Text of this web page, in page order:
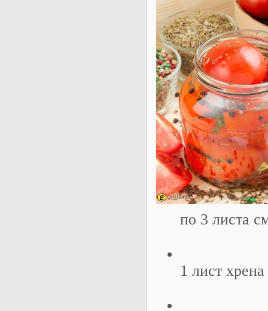
по 3 листа
1 лист хрена